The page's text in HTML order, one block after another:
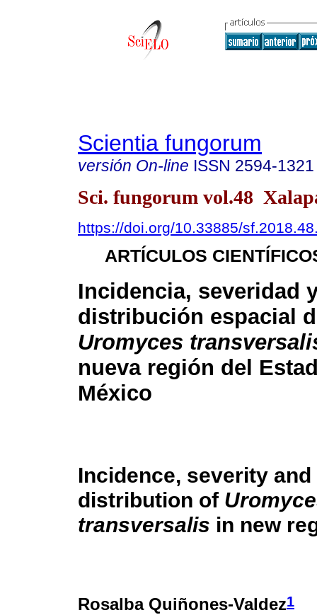
Scientia fungorum
versión On-line ISSN 2594-1321
Sci. fungorum vol.48
https://doi.org/10.33885/
ARTÍCULOS
Incidencia, severidad
distribución espacial
Uromyces
nueva región del
México
Incidence, severity
distribution of
transversalis in new
Rosalba Quiñones-Valdez1